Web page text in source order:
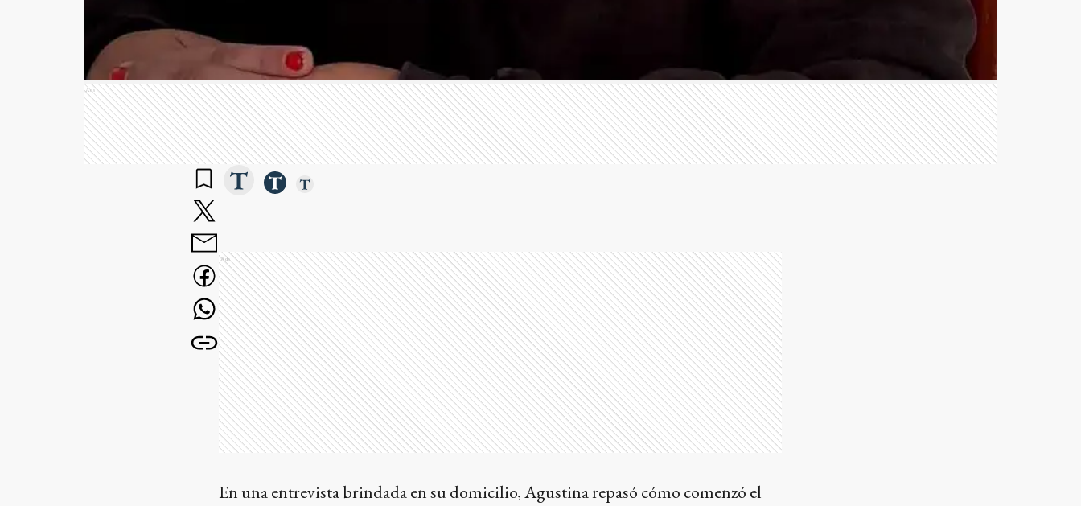
Ads
Ads
En una entrevista brindada en su domicilio, Agustina repasó cómo comenzó el